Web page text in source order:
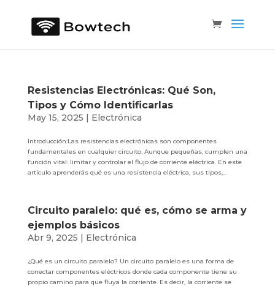
Resistencias Electrónicas: Qué Son,
Tipos y Cómo Identificarlas
May 15, 2025 | Electrónica
Introducción:Las resistencias electrónicas son componentes
fundamentales en cualquier circuito. Aunque pequeñas, cumplen una
función vital: limitar y controlar el flujo de corriente eléctrica. En este
artículo aprenderás qué es una resistencia eléctrica, sus tipos,...
Circuito paralelo: qué es, cómo se arma y
ejemplos básicos
Abr 9, 2025 | Electrónica
¿Qué es un circuito paralelo? Un circuito paralelo es una forma de
conectar componentes eléctricos donde cada componente tiene su
propio camino para que fluya la corriente. Es decir, la corriente se